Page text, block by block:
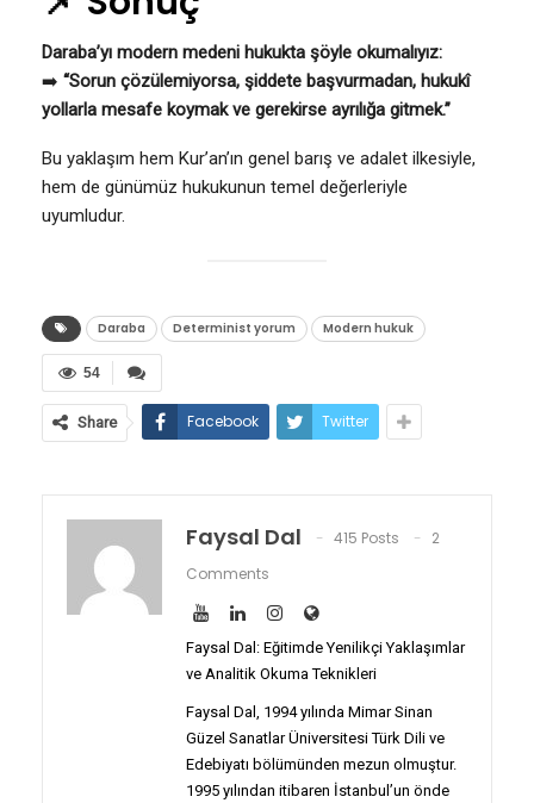
Daraba’yı modern medeni hukukta şöyle okumalıyız:
➡️ “Sorun çözülemiyorsa, şiddete başvurmadan, hukukî
yollarla mesafe koymak ve gerekirse ayrılığa gitmek.”
Bu yaklaşım hem Kur’an’ın genel barış ve adalet ilkesiyle,
hem de günümüz hukukunun temel değerleriyle
uyumludur.
Daraba Determinist yorum Modern hukuk
54
Share Facebook Twitter
Faysal Dal 415 Posts
2
Comments
Faysal Dal: Eğitimde Yenilikçi Yaklaşımlar
ve Analitik Okuma Teknikleri
Faysal Dal, 1994 yılında Mimar Sinan
Güzel Sanatlar Üniversitesi Türk Dili ve
Edebiyatı bölümünden mezun olmuştur.
1995 yılından itibaren İstanbul’un önde